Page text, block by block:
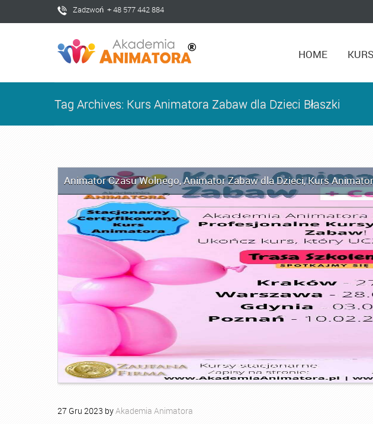
Zadzwoń + 48 577 442 884
HOME
Tag Archives: Kurs Animatora Zabaw dla Dzieci Błaszki
Animator Czasu Wolnego,Animator Zabaw dla Dzieci,Kurs
27 Gru 2023 byAkademia Animatora